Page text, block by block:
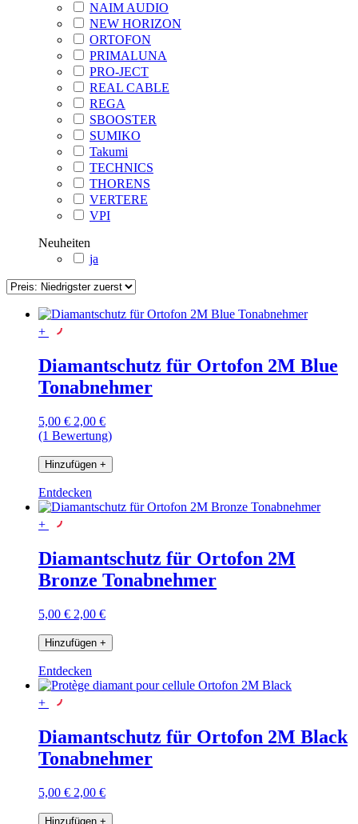
NAIM AUDIO
NEW HORIZON
ORTOFON
PRIMALUNA
PRO-JECT
REAL CABLE
REGA
SBOOSTER
SUMIKO
Takumi
TECHNICS
THORENS
VERTERE
VPI
Neuheiten
ja
+
Diamantschutz für Ortofon 2M Blue
Tonabnehmer
5,00 € 2,00 €
(1 Bewertung)
Hinzufügen +
Entdecken
+
Diamantschutz für Ortofon 2M
Bronze Tonabnehmer
5,00 € 2,00 €
Hinzufügen +
Entdecken
+
Diamantschutz für Ortofon 2M Black
Tonabnehmer
5,00 € 2,00 €
Hinzufügen +